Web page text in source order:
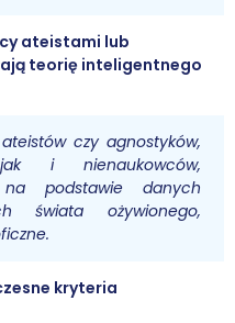
ateistami lub
teorię inteligentnego
czy agnostyków,
i nienaukowców,
podstawie danych
świata ożywionego,
kryteria